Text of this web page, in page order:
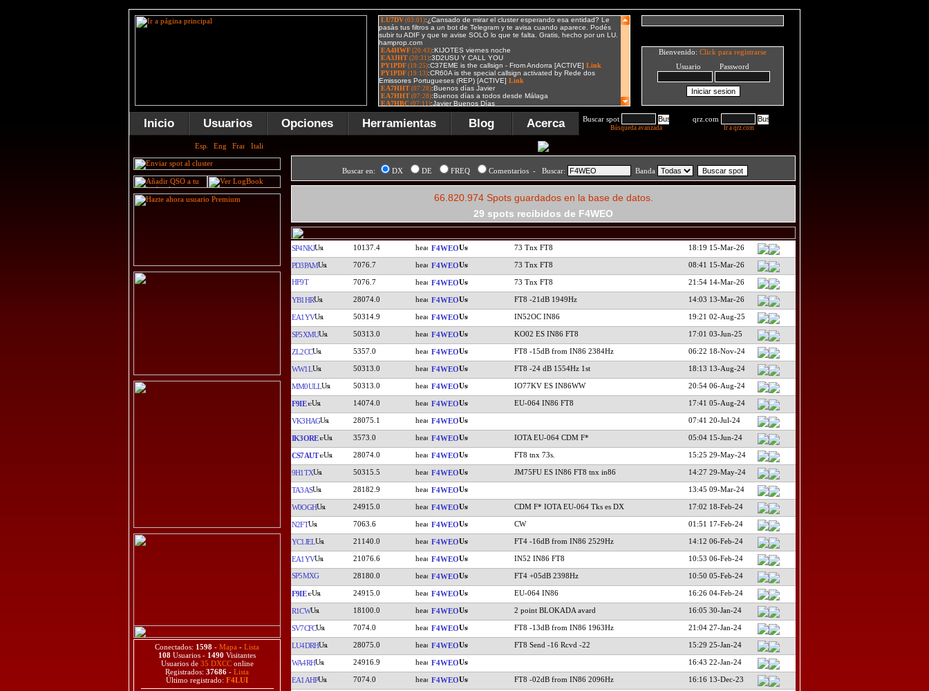
Bienvenido: Click para registrarse
Usuario Password
Inicio Usuarios Opciones Herramientas Blog Acerca Buscar spot
Búsqueda avanzada
qrz.com
Ir a qrz.com
Conectados: 1598 - Mapa - Lista
108 Usuarios - 1490 Visitantes
Usuarios de 35 DXCConline
Registrados: 37686 - Lista
Último registrado: F4LUI
Buscar en: DX DE FREQ Comentarios - Buscar: Banda
66.820.974 Spots guardados en la base de datos.
29 spots recibidos de F4WEO
SP4NKJ 10137.4 F4WEO 73 Tnx FT8 18:19 15-Mar-26
PD3PAM 7076.7 F4WEO 73 Tnx FT8 08:41 15-Mar-26
HF9T 7076.7 F4WEO 73 Tnx FT8 21:54 14-Mar-26
YB1HR 28074.0 F4WEO FT8 -21dB 1949Hz 14:03 13-Mar-26
EA1YV 50314.9 F4WEO IN52OC IN86 19:21 02-Aug-25
SP5XMU 50313.0 F4WEO KO02 ES IN86 FT8 17:01 03-Jun-25
ZL2CC 5357.0 F4WEO FT8 -15dB from IN86 2384Hz 06:22 18-Nov-24
WW1L 50313.0 F4WEO FT8 -24 dB 1554Hz 1st 18:13 13-Aug-24
MM0ULL 50313.0 F4WEO IO77KV ES IN86WW 20:54 06-Aug-24
F9IE 14074.0 F4WEO EU-064 IN86 FT8 17:41 05-Aug-24
VK3HAG 28075.1 F4WEO 07:41 20-Jul-24
IK3ORE 3573.0 F4WEO IOTA EU-064 CDM F* 05:04 15-Jun-24
CS7AUT 28074.0 F4WEO FT8 tnx 73s. 15:25 29-May-24
9H1TX 50315.5 F4WEO JM75FU ES IN86 FT8 tnx in86 14:27 29-May-24
TA3AS 28182.9 F4WEO 13:45 09-Mar-24
W0OGH 24915.0 F4WEO CDM F* IOTA EU-064 Tks es DX 17:02 18-Feb-24
N2FT 7063.6 F4WEO CW 01:51 17-Feb-24
YC1JEL 21140.0 F4WEO FT4 -16dB from IN86 2529Hz 14:12 06-Feb-24
EA1YV 21076.6 F4WEO IN52 IN86 FT8 10:53 06-Feb-24
SP5MXG 28180.0 F4WEO FT4 +05dB 2398Hz 10:50 05-Feb-24
F9IE 24915.0 F4WEO EU-064 IN86 16:26 04-Feb-24
R1CW 18100.0 F4WEO 2 point BLOKADA avard 16:05 30-Jan-24
SV7CFC 7074.0 F4WEO FT8 -13dB from IN86 1963Hz 21:04 27-Jan-24
LU4DRH 28075.0 F4WEO FT8 Send -16 Rcvd -22 15:29 25-Jan-24
WA4RH 24916.9 F4WEO 16:43 22-Jan-24
EA1AHP 7074.0 F4WEO FT8 -02dB from IN86 2096Hz 16:16 13-Dec-23